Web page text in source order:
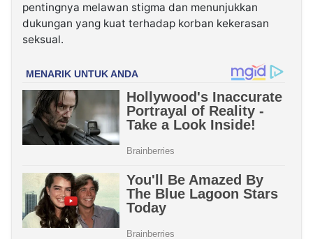
pentingnya melawan stigma dan menunjukkan
dukungan yang kuat terhadap korban kekerasan
seksual.